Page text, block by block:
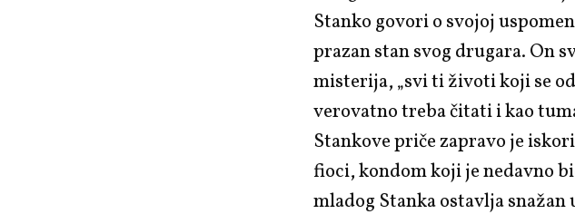
Stanko govori o svojoj
prazan stan svog drugara. On
misterija, „svi ti životi koji se
verovatno treba čitati i kao
Stankove priče zapravo je
fioci, kondom koji je nedavno
mladog Stanka ostavlja snažan